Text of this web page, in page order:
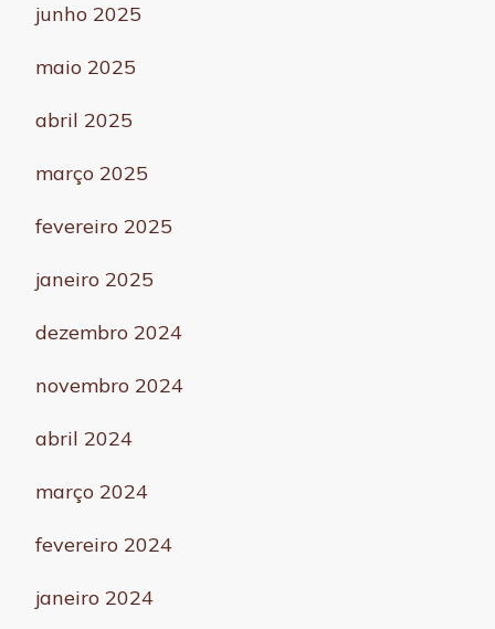
junho 2025
maio 2025
abril 2025
março 2025
fevereiro 2025
janeiro 2025
dezembro 2024
novembro 2024
abril 2024
março 2024
fevereiro 2024
janeiro 2024